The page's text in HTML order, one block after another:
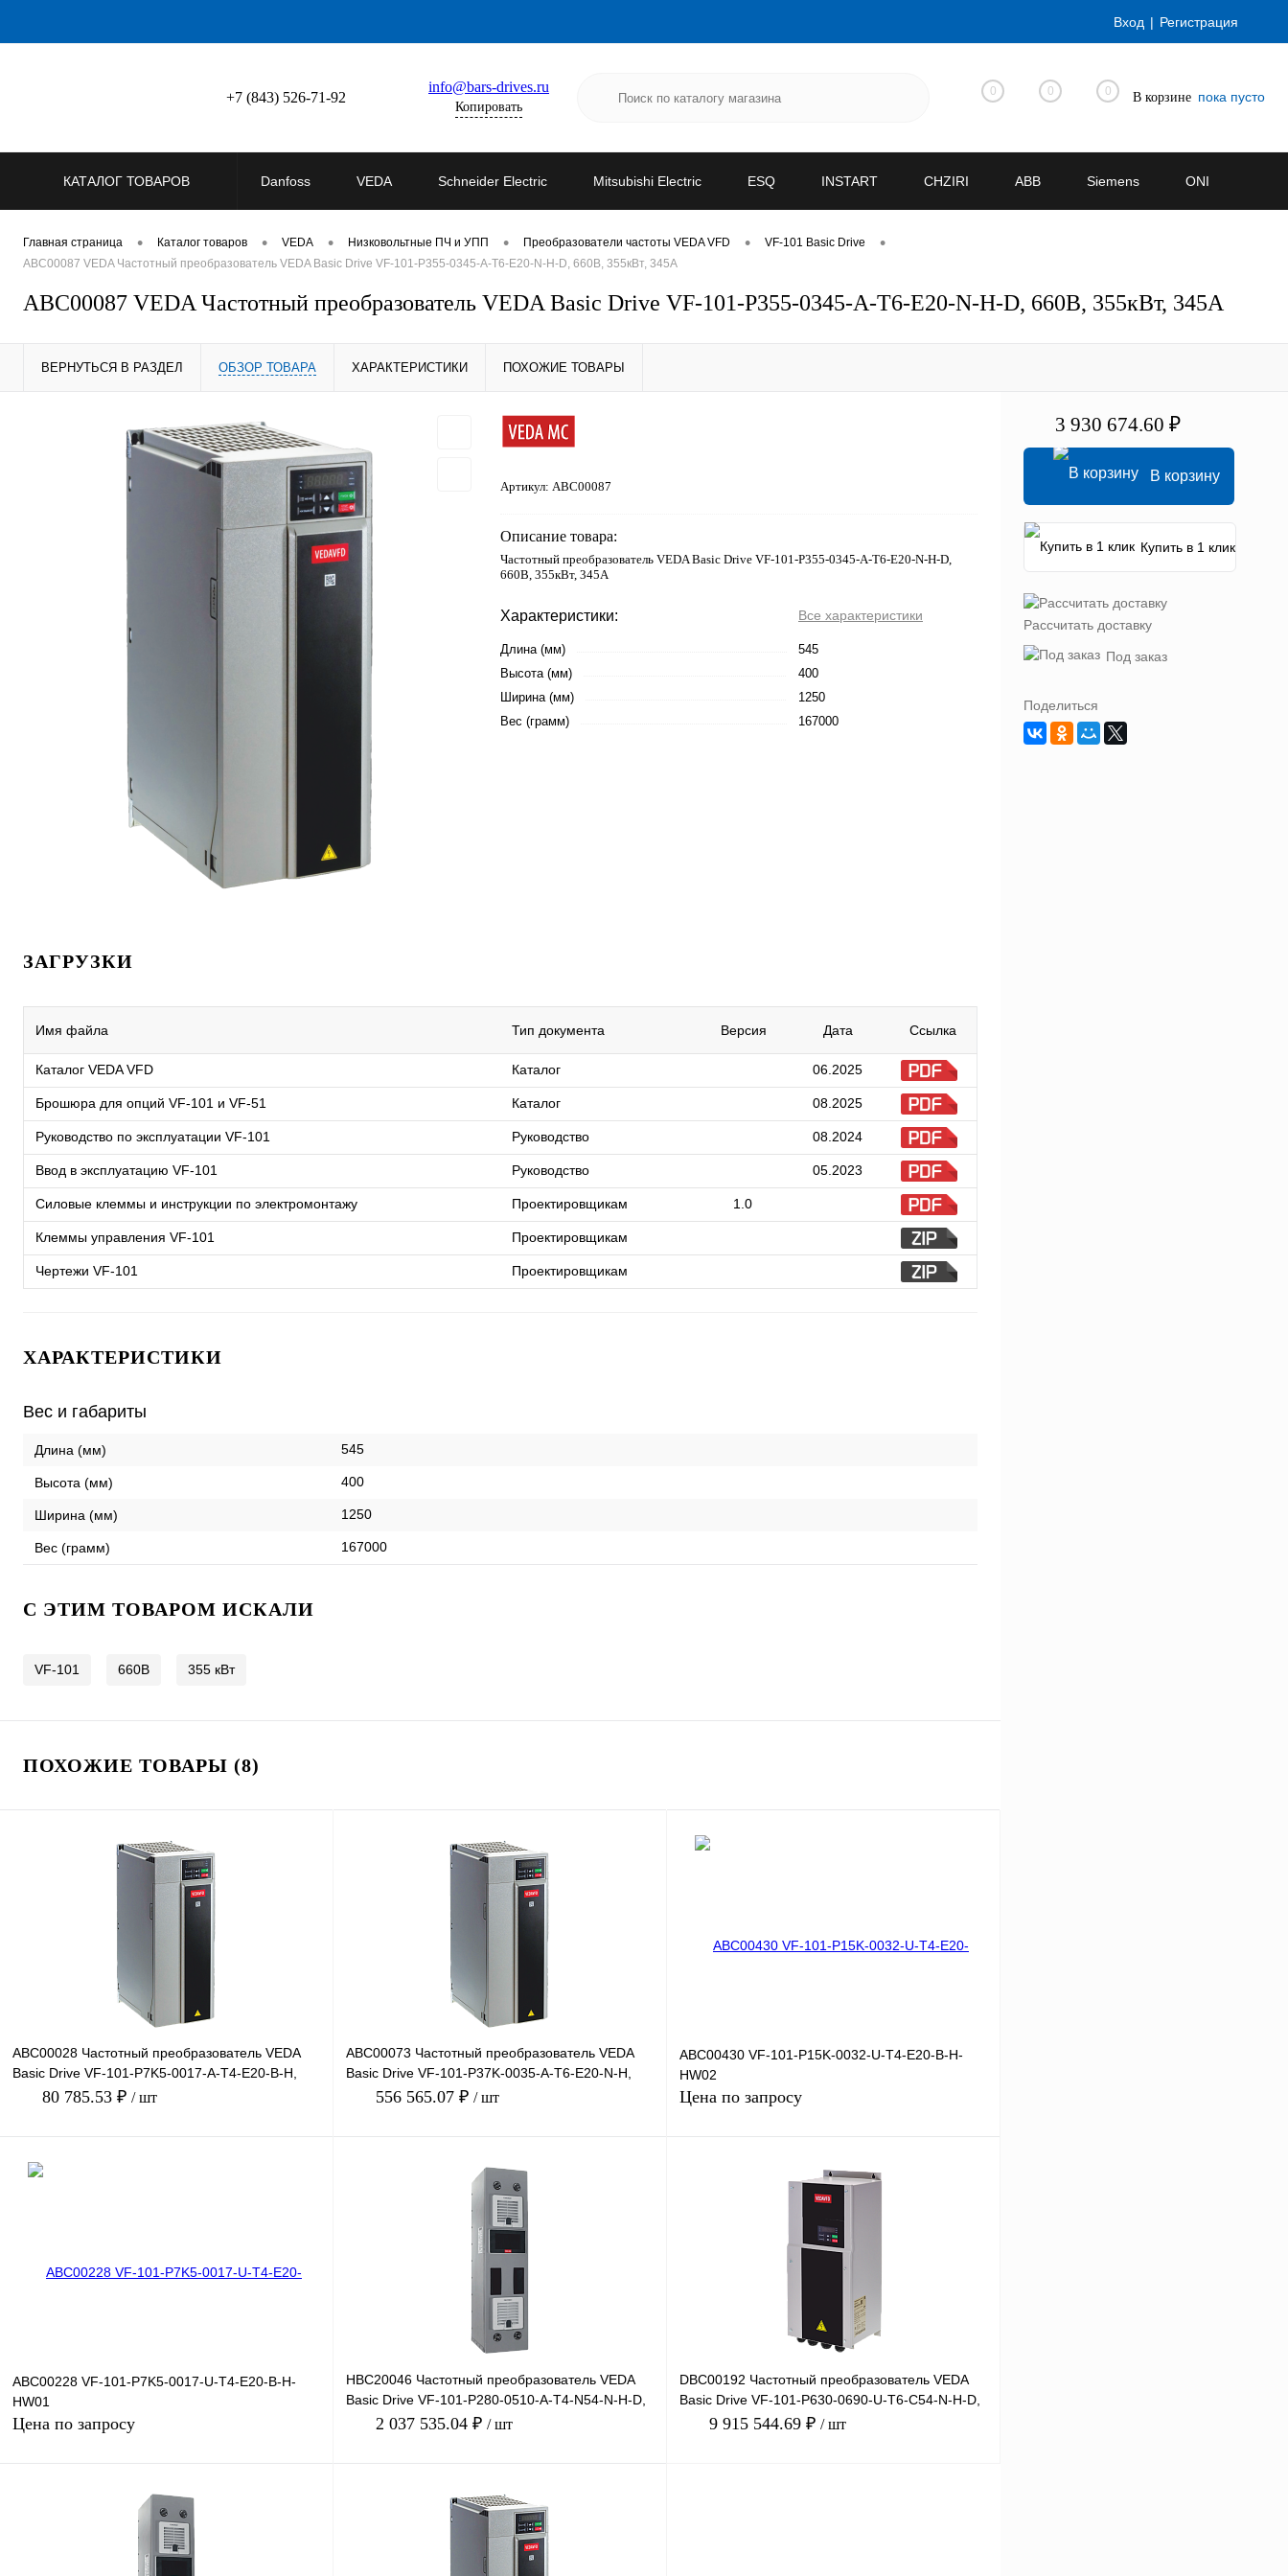
Вход Регистрация
+7 (843) 526-71-92
info@bars-drives.ru
Копировать
0 0 0 В корзине пока пусто
КАТАЛОГ ТОВАРОВ Danfoss VEDA Schneider Electric Mitsubishi Electric ESQ INSTART CHZIRI ABB Siemens ONI
Главная страница • Каталог товаров • VEDA • Низковольтные ПЧ и УПП • Преобразователи частоты VEDA VFD • VF-101 Basic Drive •
ABC00087 VEDA Частотный преобразователь VEDA Basic Drive VF-101-P355-0345-A-T6-E20-N-H-D, 660В, 355кВт, 345А
ABC00087 VEDA Частотный преобразователь VEDA Basic Drive VF-101-P355-0345-A-T6-E20-N-H-D, 660В, 355кВт, 345А
ВЕРНУТЬСЯ В РАЗДЕЛ ОБЗОР ТОВАРА ХАРАКТЕРИСТИКИ ПОХОЖИЕ ТОВАРЫ
Артикул: ABC00087
Описание товара:
Частотный преобразователь VEDA Basic Drive VF-101-P355-0345-A-T6-E20-N-H-D,
660В, 355кВт, 345А
Характеристики: Все характеристики
Длина (мм)
545
Высота (мм)
400
Ширина (мм)
1250
Вес (грамм)
167000
ЗАГРУЗКИ
Имя файла Тип документа Версия Дата Ссылка
Каталог VEDA VFD Каталог 06.2025
Брошюра для опций VF-101 и VF-51 Каталог 08.2025
Руководство по эксплуатации VF-101 Руководство 08.2024
Ввод в эксплуатацию VF-101 Руководство 05.2023
Силовые клеммы и инструкции по электромонтажу Проектировщикам 1.0
Клеммы управления VF-101 Проектировщикам
Чертежи VF-101 Проектировщикам
ХАРАКТЕРИСТИКИ
Вес и габариты
Длина (мм) 545
Высота (мм) 400
Ширина (мм) 1250
Вес (грамм) 167000
C ЭТИМ ТОВАРОМ ИСКАЛИ
VF-101 660В 355 кВт
ПОХОЖИЕ ТОВАРЫ (8)
ABC00028 Частотный преобразователь VEDA
Basic Drive VF-101-P7K5-0017-A-T4-E20-B-H,
380В, 7,5кВт, 17А
80 785.53 ₽ / шт
ABC00073 Частотный преобразователь VEDA
Basic Drive VF-101-P37K-0035-A-T6-E20-N-H,
660В, 37кВт, 35А
556 565.07 ₽ / шт
В корзину
Сравнение
Под заказ
ABC00430 VF-101-P15K-0032-U-T4-E20-B-H-
HW02
Цена по запросу
Запросить цену
ABC00228 VF-101-P7K5-0017-U-T4-E20-B-H-
HW01
Цена по запросу
Запросить цену
HBC20046 Частотный преобразователь VEDA
Basic Drive VF-101-P280-0510-A-T4-N54-N-H-D,
380В, 280кВт, 5
2 037 535.04 ₽ / шт
В корзину
Сравнение
DBC00192 Частотный преобразователь VEDA
Basic Drive VF-101-P630-0690-U-T6-C54-N-H-D,
660В, 630кВт, I
9 915 544.69 ₽ / шт
3 930 674.60 ₽
В корзину
Купить в 1 клик
Рассчитать доставку
Под заказ
Поделиться